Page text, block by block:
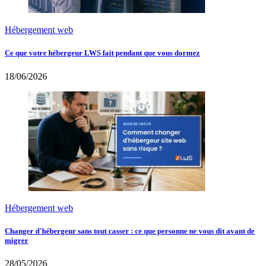
Hébergement web
Ce que votre hébergeur LWS fait pendant que vous dormez
18/06/2026
Hébergement web
Changer d'hébergeur sans tout casser : ce que personne ne vous dit avant de
migrer
28/05/2026